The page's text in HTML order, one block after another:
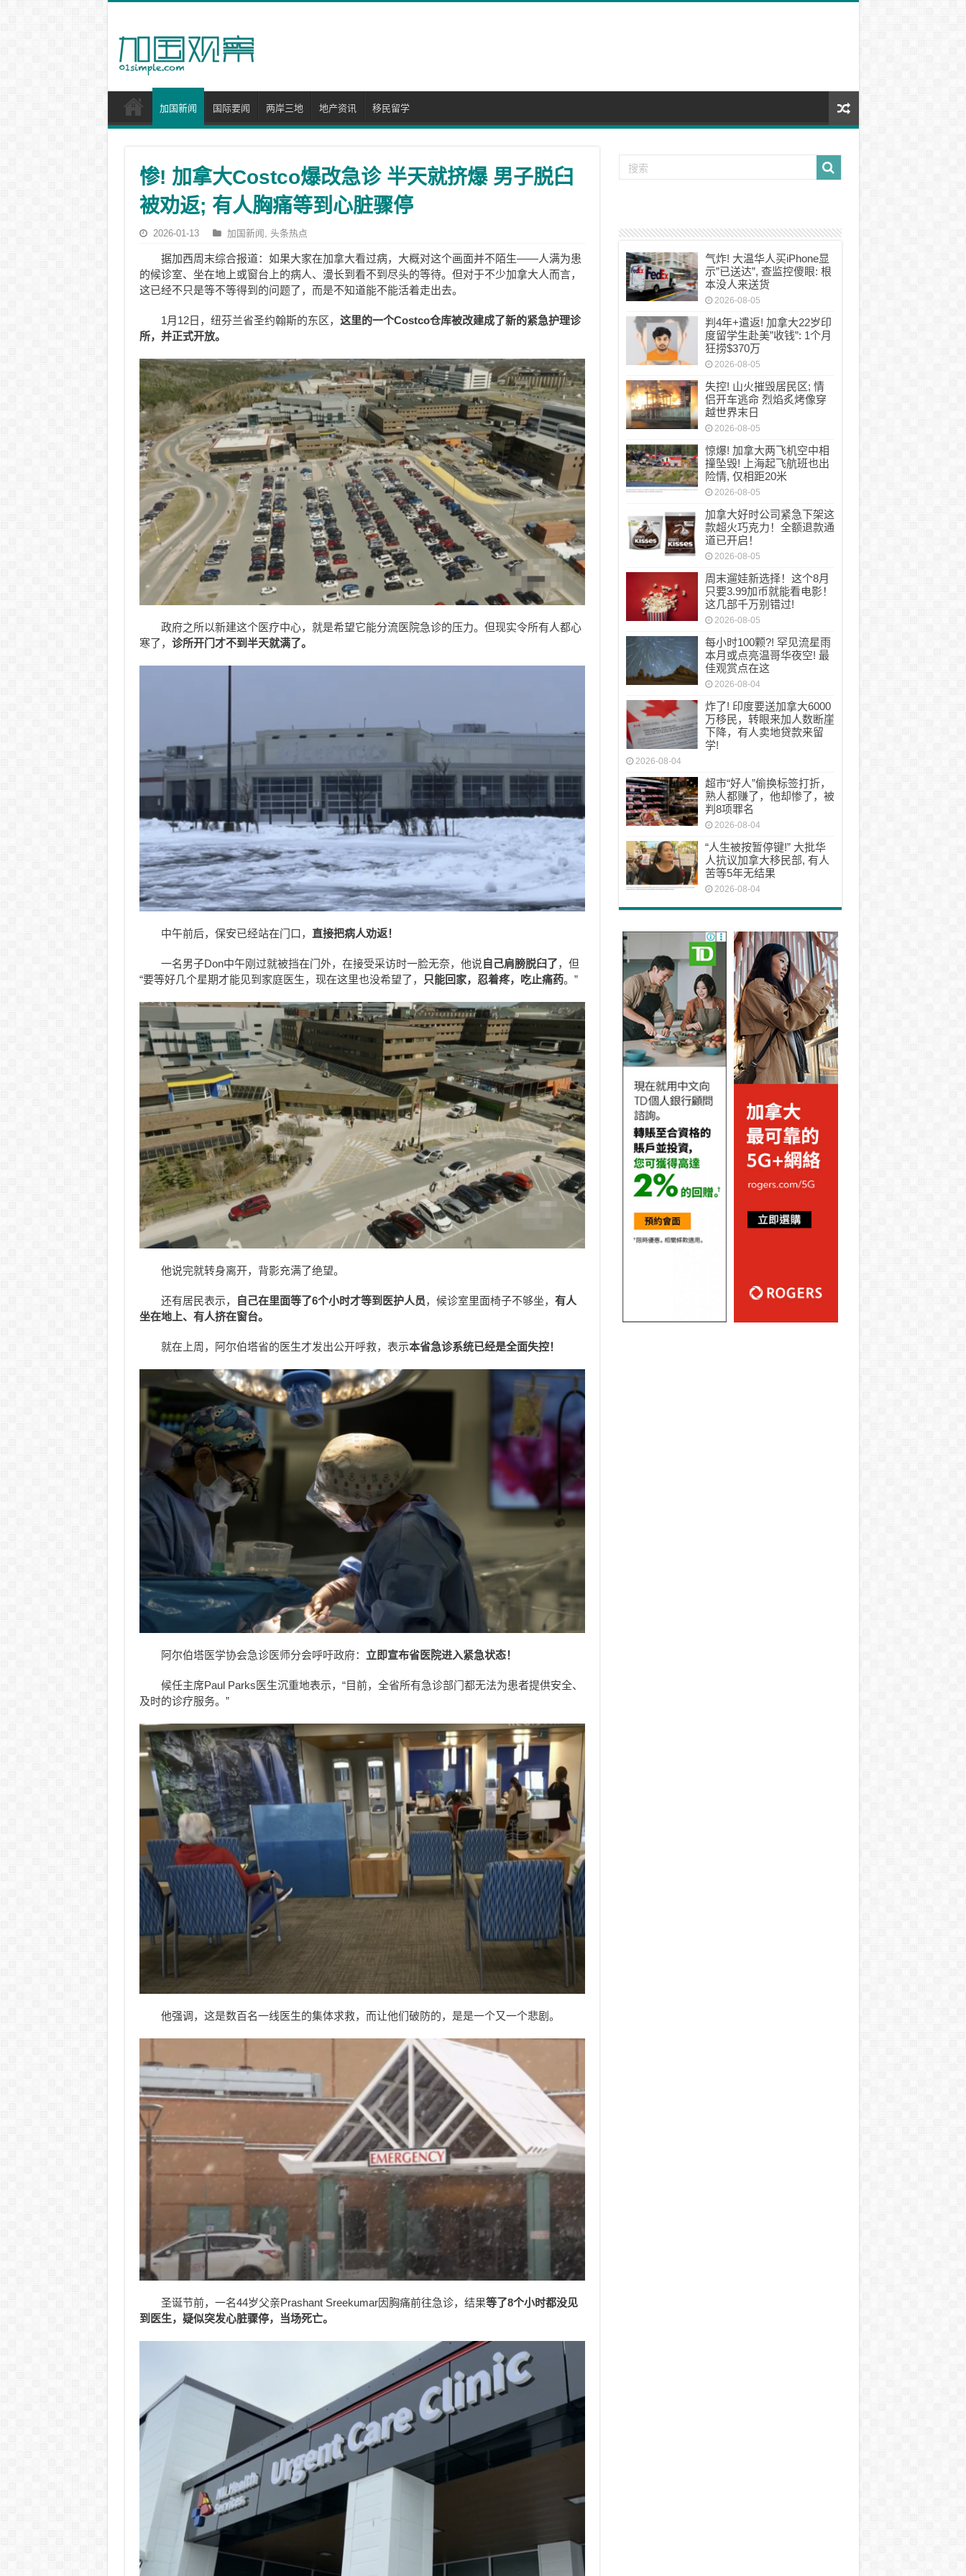
加国新闻 国际要闻 两岸三地 地产资讯 移民留学
惨! 加拿大Costco爆改急诊 半天就挤爆 男子脱臼
被劝返; 有人胸痛等到心脏骤停
2026-01-13 加国新闻 , 头条热点
据加西周末综合报道：如果大家在加拿大看过病，大概对这个画面并不陌生——人满为患
的候诊室、坐在地上或窗台上的病人、漫长到看不到尽头的等待。但对于不少加拿大人而言，
这已经不只是等不等得到的问题了，而是不知道能不能活着走出去。
1月12日，纽芬兰省圣约翰斯的东区， 这里的一个Costco仓库被改建成了新的紧急护理诊
所，并正式开放。
政府之所以新建这个医疗中心，就是希望它能分流医院急诊的压力。但现实令所有人都心
寒了， 诊所开门才不到半天就满了。
中午前后，保安已经站在门口， 直接把病人劝返！
一名男子Don中午刚过就被挡在门外，在接受采访时一脸无奈，他说 自己肩膀脱臼了，但
“要等好几个星期才能见到家庭医生，现在这里也没希望了，
只能回家，忍着疼，吃止痛药。”
他说完就转身离开，背影充满了绝望。
还有居民表示， 自己在里面等了6个小时才等到医护人员，候诊室里面椅子不够坐， 有人
坐在地上、有人挤在窗台。
就在上周，阿尔伯塔省的医生才发出公开呼救，表示本省急诊系统已经是全面失控！
阿尔伯塔医学协会急诊医师分会呼吁政府： 立即宣布省医院进入紧急状态！
候任主席Paul Parks医生沉重地表示，“目前，全省所有急诊部门都无法为患者提供安全、
及时的诊疗服务。”
他强调，这是数百名一线医生的集体求救，而让他们破防的，是是一个又一个悲剧。
圣诞节前，一名44岁父亲Prashant Sreekumar因胸痛前往急诊，结果等了8个小时都没见
到医生，疑似突发心脏骤停，当场死亡。
气炸! 大温华人买iPhone显
示”已送达”, 查监控傻眼: 根
本没人来送货
2026-08-05
判4年+遣返! 加拿大22岁印
度留学生赴美”收钱”: 1个月
狂捞$370万
2026-08-05
失控! 山火摧毁居民区; 情
侣开车逃命 烈焰炙烤像穿
越世界末日
2026-08-05
惊爆! 加拿大两飞机空中相
撞坠毁! 上海起飞航班也出
险情, 仅相距20米
2026-08-05
加拿大好时公司紧急下架这
款超火巧克力！全额退款通
道已开启！
2026-08-05
周末遛娃新选择！这个8月
只要3.99加币就能看电影！
这几部千万别错过!
2026-08-05
每小时100颗?! 罕见流星雨
本月或点亮温哥华夜空! 最
佳观赏点在这
2026-08-04
炸了! 印度要送加拿大6000
万移民，转眼来加人数断崖
下降，有人卖地贷款来留
学!
2026-08-04
超市“好人”偷换标签打折，
熟人都赚了，他却惨了，被
判8项罪名
2026-08-04
“人生被按暂停键!” 大批华
人抗议加拿大移民部, 有人
苦等5年无结果
2026-08-04